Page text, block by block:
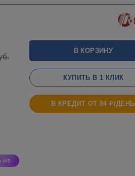
В КОРЗИНУ
КУПИТЬ В 1 КЛИК
В КРЕДИТ ОТ 84 ₽/ДЕНЬ